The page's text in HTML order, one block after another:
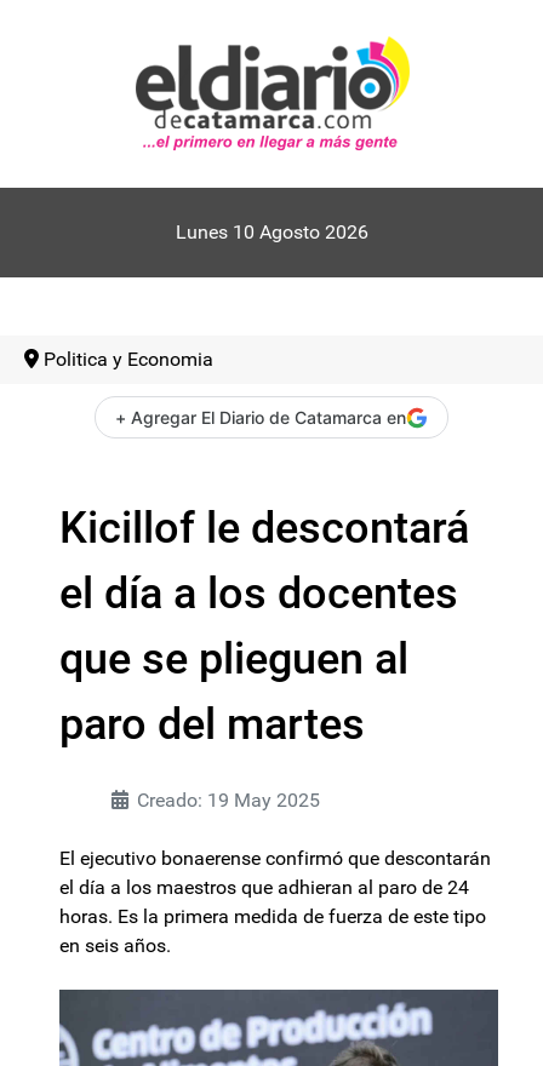
Lunes 10 Agosto 2026
Politica y Economia
+ Agregar El Diario de Catamarca en
Kicillof le descontará
el día a los docentes
que se plieguen al
paro del martes
Creado: 19 May 2025
El ejecutivo bonaerense confirmó que descontarán
el día a los maestros que adhieran al paro de 24
horas. Es la primera medida de fuerza de este tipo
en seis años.